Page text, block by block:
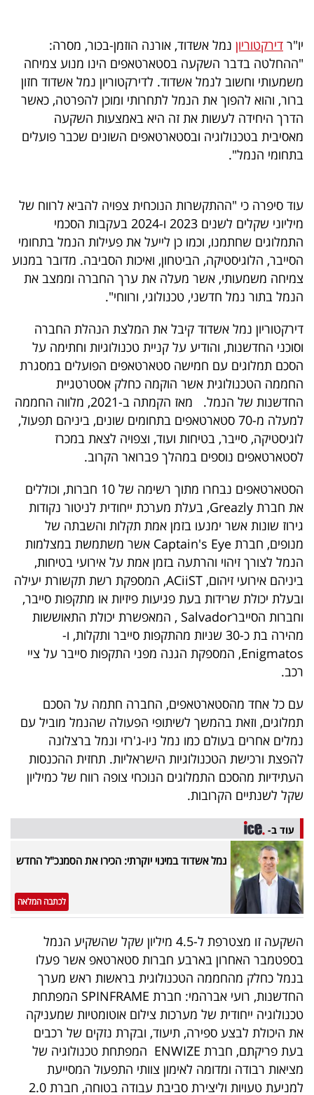
הכלכלי
פודקאסט
40
UNDER
40
שיתופי
פעולה
ניוזלטרים
מייל
אדום
באייס
עקבו
אחרינו:
יו"ר דירקטוריון נמל אשדוד, אורנה הוזמן-בכור, מסרה:
"ההחלטה בדבר השקעה בסטארטאפים הינו מנוע צמיחה
משמעותי וחשוב לנמל אשדוד. לדירקטוריון נמל אשדוד חזון
ברור, והוא להפוך את הנמל לתחרותי ומוכן להפרטה, כאשר
הדרך היחידה לעשות את זה היא באמצעות השקעה
מאסיבית בטכנולוגיה ובסטארטאפים השונים שכבר פועלים
בתחומי הנמל".
עוד סיפרה כי "ההתקשרות הנוכחית צפויה להביא לרווח של
מיליוני שקלים לשנים 2023 ו-2024 בעקבות הסכמי
התמלוגים שחתמנו, וכמו כן לייעל את פעילות הנמל בתחומי
הסייבר, הלוגיסטיקה, הביטחון, ואיכות הסביבה. מדובר במנוע
צמיחה משמעותי, אשר מעלה את ערך החברה וממצב את
הנמל בתור נמל חדשני, טכנולוגי, ורווחי".
דירקטוריון נמל אשדוד קיבל את המלצת הנהלת החברה
וסוכני החדשנות, והודיע על קניית טכנולוגיות וחתימה על
הסכם תמלוגים עם חמישה סטארטאפים הפועלים במסגרת
החממה הטכנולוגית אשר הוקמה כחלק אסטרטגיית
החדשנות של הנמל. מאז הקמתה ב-2021, מלווה החממה
למעלה מ-70 סטארטאפים בתחומים שונים, ביניהם תפעול,
לוגיסטיקה, סייבר, בטיחות ועוד, וצפויה לצאת במכרז
לסטארטאפים נוספים במהלך פברואר הקרוב.
הסטארטאפים נבחרו מתוך רשימה של 10 חברות, וכוללים
את חברת Greazly, בעלת מערכת ייחודית לניטור נקודות
גירוז שונות אשר ימנעו בזמן אמת תקלות והשבתה של
מנופים, חברת Captain's Eye אשר משתמשת במצלמות
הנמל לצורך זיהוי והרתעה בזמן אמת על אירועי בטיחות,
ביניהם אירועי זיהום, ACiiST, המספקת רשת תקשורת יעילה
ובעלת יכולת שרידות בעת פגיעות פיזיות או מתקפות סייבר,
וחברות הסייברSalvador , המאפשרת יכולת התאוששות
מהירה בת כ-30 שניות מהתקפות סייבר ותקלות, ו-
Enigmatos, המספקת הגנה מפני התקפות סייבר על ציי
רכב.
עם כל אחד מהסטארטאפים, החברה חתמה על הסכם
תמלוגים, וזאת בהמשך לשיתופי הפעולה שהנמל מוביל עם
נמלים אחרים בעולם כמו נמל ניו-ג'רזי ונמל ברצלונה
להפצת ורכישת הטכנולוגיות הישראליות. תחזית ההכנסות
העתידיות מהסכם התמלוגים הנוכחי צופה רווח של כמיליון
שקל לשנתיים הקרובות.
עוד ב-
נמל אשדוד במינוי יוקרתי: הכירו את הסמנכ"ל החדש
לכתבה המלאה
השקעה זו מצטרפת ל-4.5 מיליון שקל שהשקיע הנמל
בספטמבר האחרון בארבע חברות סטארטאפ אשר פעלו
בנמל כחלק מהחממה הטכנולוגית בראשות ראש מערך
החדשנות, רועי אברהמי: חברת SPINFRAME המפתחת
טכנולוגיה ייחודית של מערכות צילום אוטומטיות שמעניקה
את היכולת לבצע ספירה, תיעוד, ובקרת נזקים של רכבים
בעת פריקתם, חברת ENWIZE המפתחת טכנולוגיה של
מציאות רבודה ומדומה לאימון צוותי התפעול המסייעת
למניעת טעויות וליצירת סביבת עבודה בטוחה, חברת 2.0